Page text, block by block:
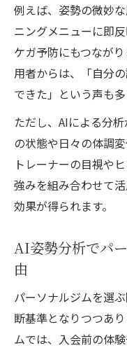
例えば、姿勢の微妙
ニングメニューに即
ケガ予防にもつなが
用者からは、「自分
できた」という声も
ただし、AIによる分
の状態や日々の体調
トレーナーの目視や
強みを組み合わせて
効果が得られます。
AI姿勢分析でパ
由
パーソナルジムを選
断基準となりつつあ
ムでは、入会前の体